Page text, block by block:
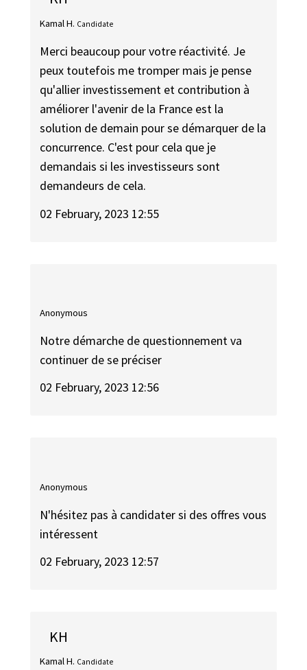
Kamal H. Candidate
Merci beaucoup pour votre réactivité. Je
peux toutefois me tromper mais je pense
qu'allier investissement et contribution à
améliorer l'avenir de la France est la
solution de demain pour se démarquer de la
concurrence. C'est pour cela que je
demandais si les investisseurs sont
demandeurs de cela.
02 February, 2023 12:55
Anonymous
Notre démarche de questionnement va
continuer de se préciser
02 February, 2023 12:56
Anonymous
N'hésitez pas à candidater si des offres vous
intéressent
02 February, 2023 12:57
KH
Kamal H. Candidate